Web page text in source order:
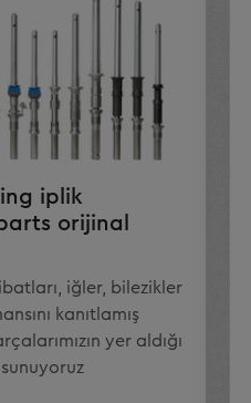
iplik
orijinal
iğler, bilezikler
kanıtlamış
yer aldığı